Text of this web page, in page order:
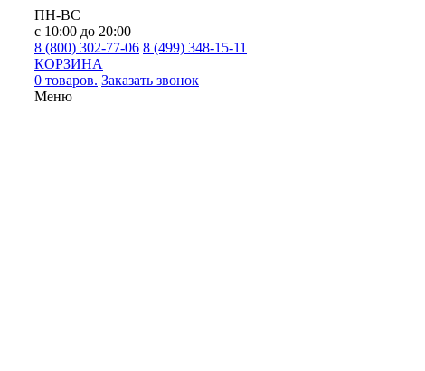
ПН-ВС
с 10:00 до 20:00
8 (800) 302-77-06 8 (499) 348-15-11
КОРЗИНА
0 товаров. Заказать звонок
Меню